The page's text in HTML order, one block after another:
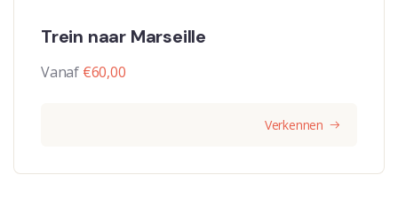
Trein naar Marseille
Vanaf €60,00
Verkennen